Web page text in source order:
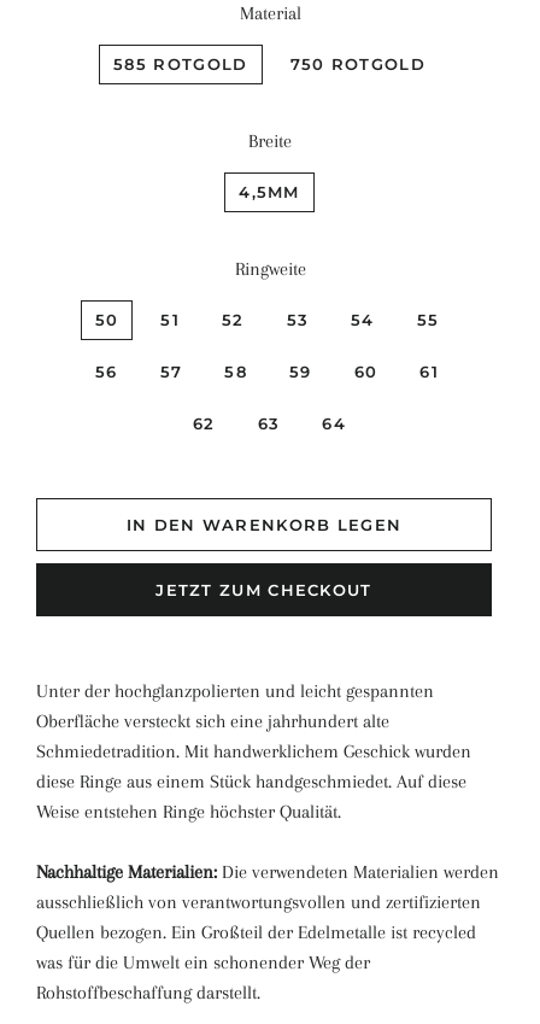
Material
585 ROTGOLD 750 ROTGOLD
Breite
4,5MM
Ringweite
50 51 52 53 54 55
56 57 58 59 60 61
62 63 64
IN DEN WARENKORB LEGEN
JETZT ZUM CHECKOUT
Unter der hochglanzpolierten und leicht gespannten
Oberfläche versteckt sich eine jahrhundert alte
Schmiedetradition. Mit handwerklichem Geschick wurden
diese Ringe aus einem Stück handgeschmiedet. Auf diese
Weise entstehen Ringe höchster Qualität.
Nachhaltige Materialien: Die verwendeten Materialien werden
ausschließlich von verantwortungsvollen und zertifizierten
Quellen bezogen. Ein Großteil der Edelmetalle ist recycled
was für die Umwelt ein schonender Weg der
Rohstoffbeschaffung darstellt.